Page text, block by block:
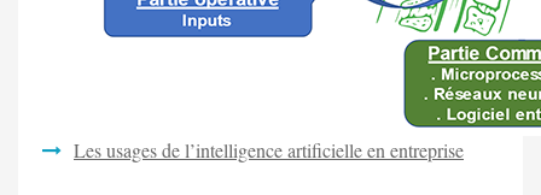
Les usages de l’intelligence artificielle en entreprise